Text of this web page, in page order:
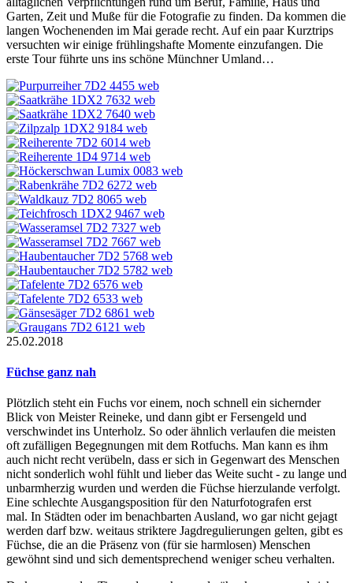
Garten, Zeit und Muße für die Fotografie zu finden. Da kommen die
langen Wochenenden im Mai gerade recht. Auf ein paar Kurztrips
versuchten wir einige frühlingshafte Momente einzufangen. Die
erste Tour führte uns ins schöne Münchner Umland…
25.02.2018
Füchse ganz nah
Plötzlich steht ein Fuchs vor einem, noch schnell ein sichernder
Blick von Meister Reineke, und dann gibt er Fersengeld und
verschwindet ins Unterholz. So oder ähnlich verlaufen die meisten
oft zufälligen Begegnungen mit dem Rotfuchs. Man kann es ihm
auch nicht recht verübeln, dass er sich in Gegenwart des Menschen
nicht sonderlich wohl fühlt und lieber das Weite sucht - zu lange und
unbarmherzig wurden und werden die Füchse hierzulande verfolgt.
Eine schlechte Ausgangsposition für den Naturfotografen erst
mal. In Städten oder im benachbarten Ausland, wo gar nicht gejagt
werden darf bzw. weitaus striktere Jagdregulierungen gelten, gibt es
Füchse, die an die Präsenz von (für sie harmlosen) Menschen
gewöhnt sind und sich dementsprechend weniger scheu verhalten.